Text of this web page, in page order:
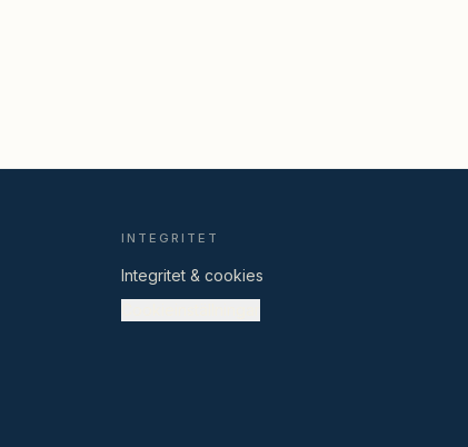
INTEGRITET
Integritet & cookies
Hej! Jag är Equ used-assistenten —
fråga mig om frakt, retur, betalning,
sortimentet eller hur det går till att lämna